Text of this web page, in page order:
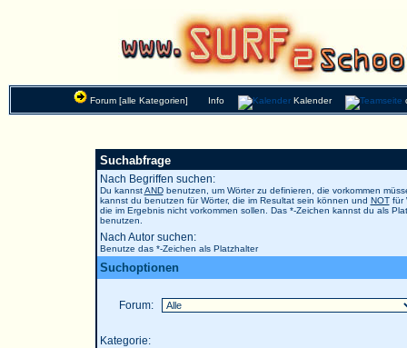
Forum [alle Kategorien] Info Kalender
Suchabfrage
Nach Begriffen suchen:
Du kannstANDbenutzen, um Wörter zu definieren, die vorkommen
kannst du benutzen für Wörter, die im Resultat sein können und NOTfür
die im Ergebnis nicht vorkommen sollen. Das *-Zeichen kannst du als
benutzen.
Nach Autor suchen:
Benutze das *-Zeichen als Platzhalter
Suchoptionen
Forum:
Kategorie: